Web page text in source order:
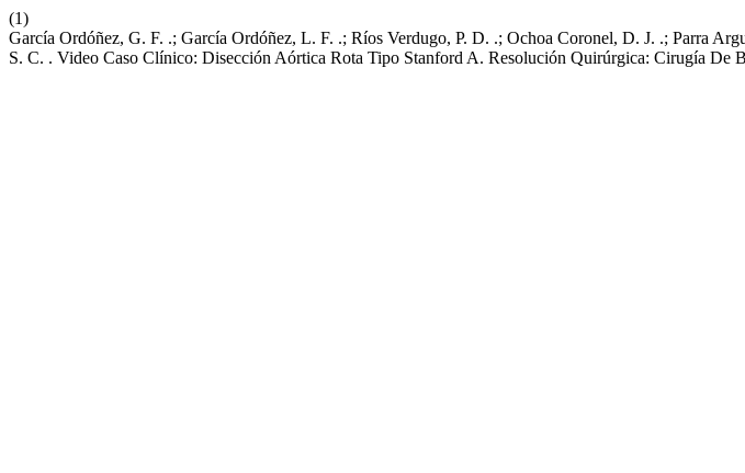
(1)
García Ordóñez, G. F. .; García Ordóñez, L. F. .; Ríos Verdugo, P. D. .; Ochoa Coronel, D. J. .; Parra
S. C. . Video Caso Clínico: Disección Aórtica Rota Tipo Stanford A. Resolución Quirúrgica: Cirugía De